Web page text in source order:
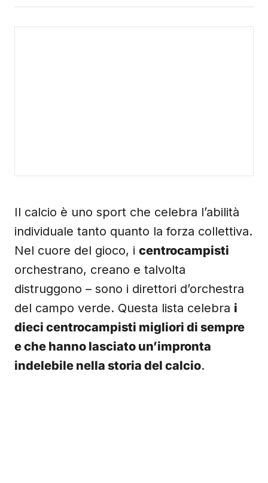
Il calcio è uno sport che celebra l’abilità
individuale tanto quanto la forza collettiva.
Nel cuore del gioco, i centrocampisti
orchestrano, creano e talvolta
distruggono – sono i direttori d’orchestra
del campo verde. Questa lista celebra i
dieci centrocampisti migliori di sempre
e che hanno lasciato un’impronta
indelebile nella storia del calcio.